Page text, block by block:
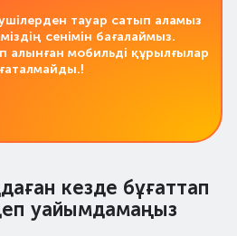
тауар сатып аламыз
сенімін бағалаймыз.
алынған мобильді құрылғылар
кезде бұғаттап
уайымдамаңыз